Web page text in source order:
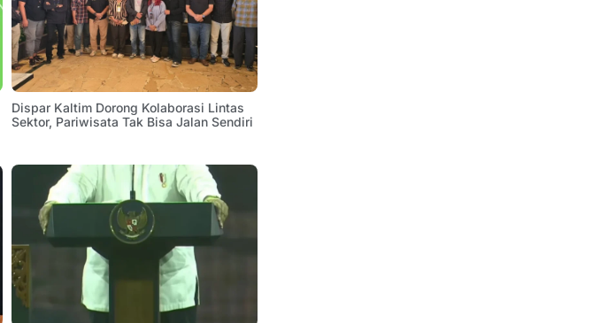
Dispar Kaltim Dorong Kolaborasi Lintas
Sektor, Pariwisata Tak Bisa Jalan Sendiri